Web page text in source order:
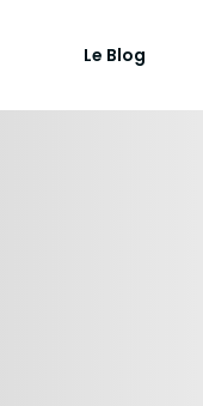
Le Blog